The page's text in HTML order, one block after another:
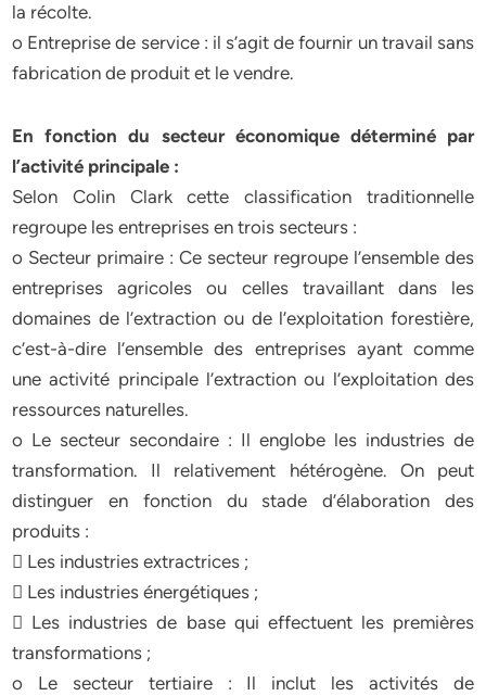
la récolte.
o Entreprise de service : il s’agit de fournir un travail sans
fabrication de produit et le vendre.
En fonction du secteur économique déterminé par
l’activité principale :
Selon Colin Clark cette classification traditionnelle
regroupe les entreprises en trois secteurs :
o Secteur primaire : Ce secteur regroupe l’ensemble des
entreprises agricoles ou celles travaillant dans les
domaines de l’extraction ou de l’exploitation forestière,
c’est-à-dire l’ensemble des entreprises ayant comme
une activité principale l’extraction ou l’exploitation des
ressources naturelles.
o Le secteur secondaire : Il englobe les industries de
transformation. Il relativement hétérogène. On peut
distinguer en fonction du stade d’élaboration des
produits :
 Les industries extractrices ;
 Les industries énergétiques ;
 Les industries de base qui effectuent les premières
transformations ;
o Le secteur tertiaire : Il inclut les activités de